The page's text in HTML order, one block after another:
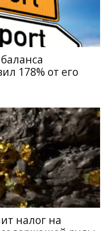
178% от его
налог на